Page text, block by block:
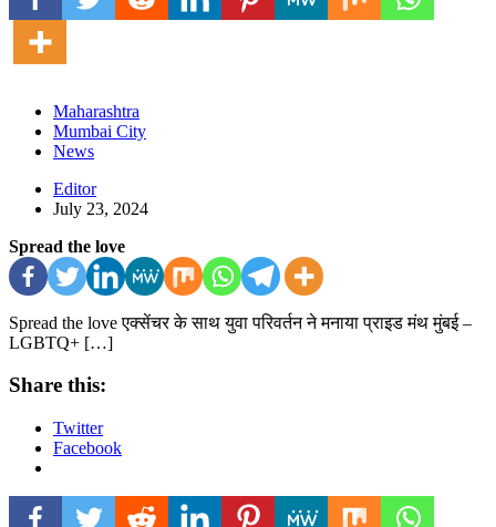
Maharashtra
Mumbai City
News
Editor
July 23, 2024
Spread the love
Spread the love एक्सेंचर के साथ युवा परिवर्तन ने मनाया प्राइड मंथ मुंबई –
LGBTQ+ […]
Share this:
Twitter
Facebook